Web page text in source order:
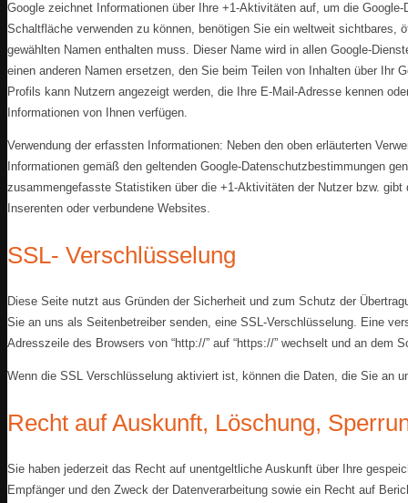
Google zeichnet Informationen über Ihre +1-Aktivitäten auf, um die
Schaltfläche verwenden zu können, benötigen Sie ein weltweit sichtbares,
gewählten Namen enthalten muss. Dieser Name wird in allen Google-
einen anderen Namen ersetzen, den Sie beim Teilen von Inhalten über Ihr
Profils kann Nutzern angezeigt werden, die Ihre E-Mail-Adresse kennen
Informationen von Ihnen verfügen.
Verwendung der erfassten Informationen: Neben den oben erläuterten
Informationen gemäß den geltenden Google-Datenschutzbestimmungen
zusammengefasste Statistiken über die +1-Aktivitäten der Nutzer bzw.
Inserenten oder verbundene Websites.
SSL- Verschlüsselung
Diese Seite nutzt aus Gründen der Sicherheit und zum Schutz der
Sie an uns als Seitenbetreiber senden, eine SSL-Verschlüsselung. Eine
Adresszeile des Browsers von “http://” auf “https://” wechselt und an dem
Wenn die SSL Verschlüsselung aktiviert ist, können die Daten, die Sie an
Recht auf Auskunft, Löschung,
Sie haben jederzeit das Recht auf unentgeltliche Auskunft über Ihre
Empfänger und den Zweck der Datenverarbeitung sowie ein Recht auf